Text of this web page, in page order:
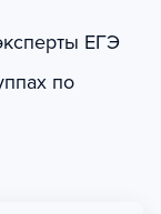
ЕГЭ
по